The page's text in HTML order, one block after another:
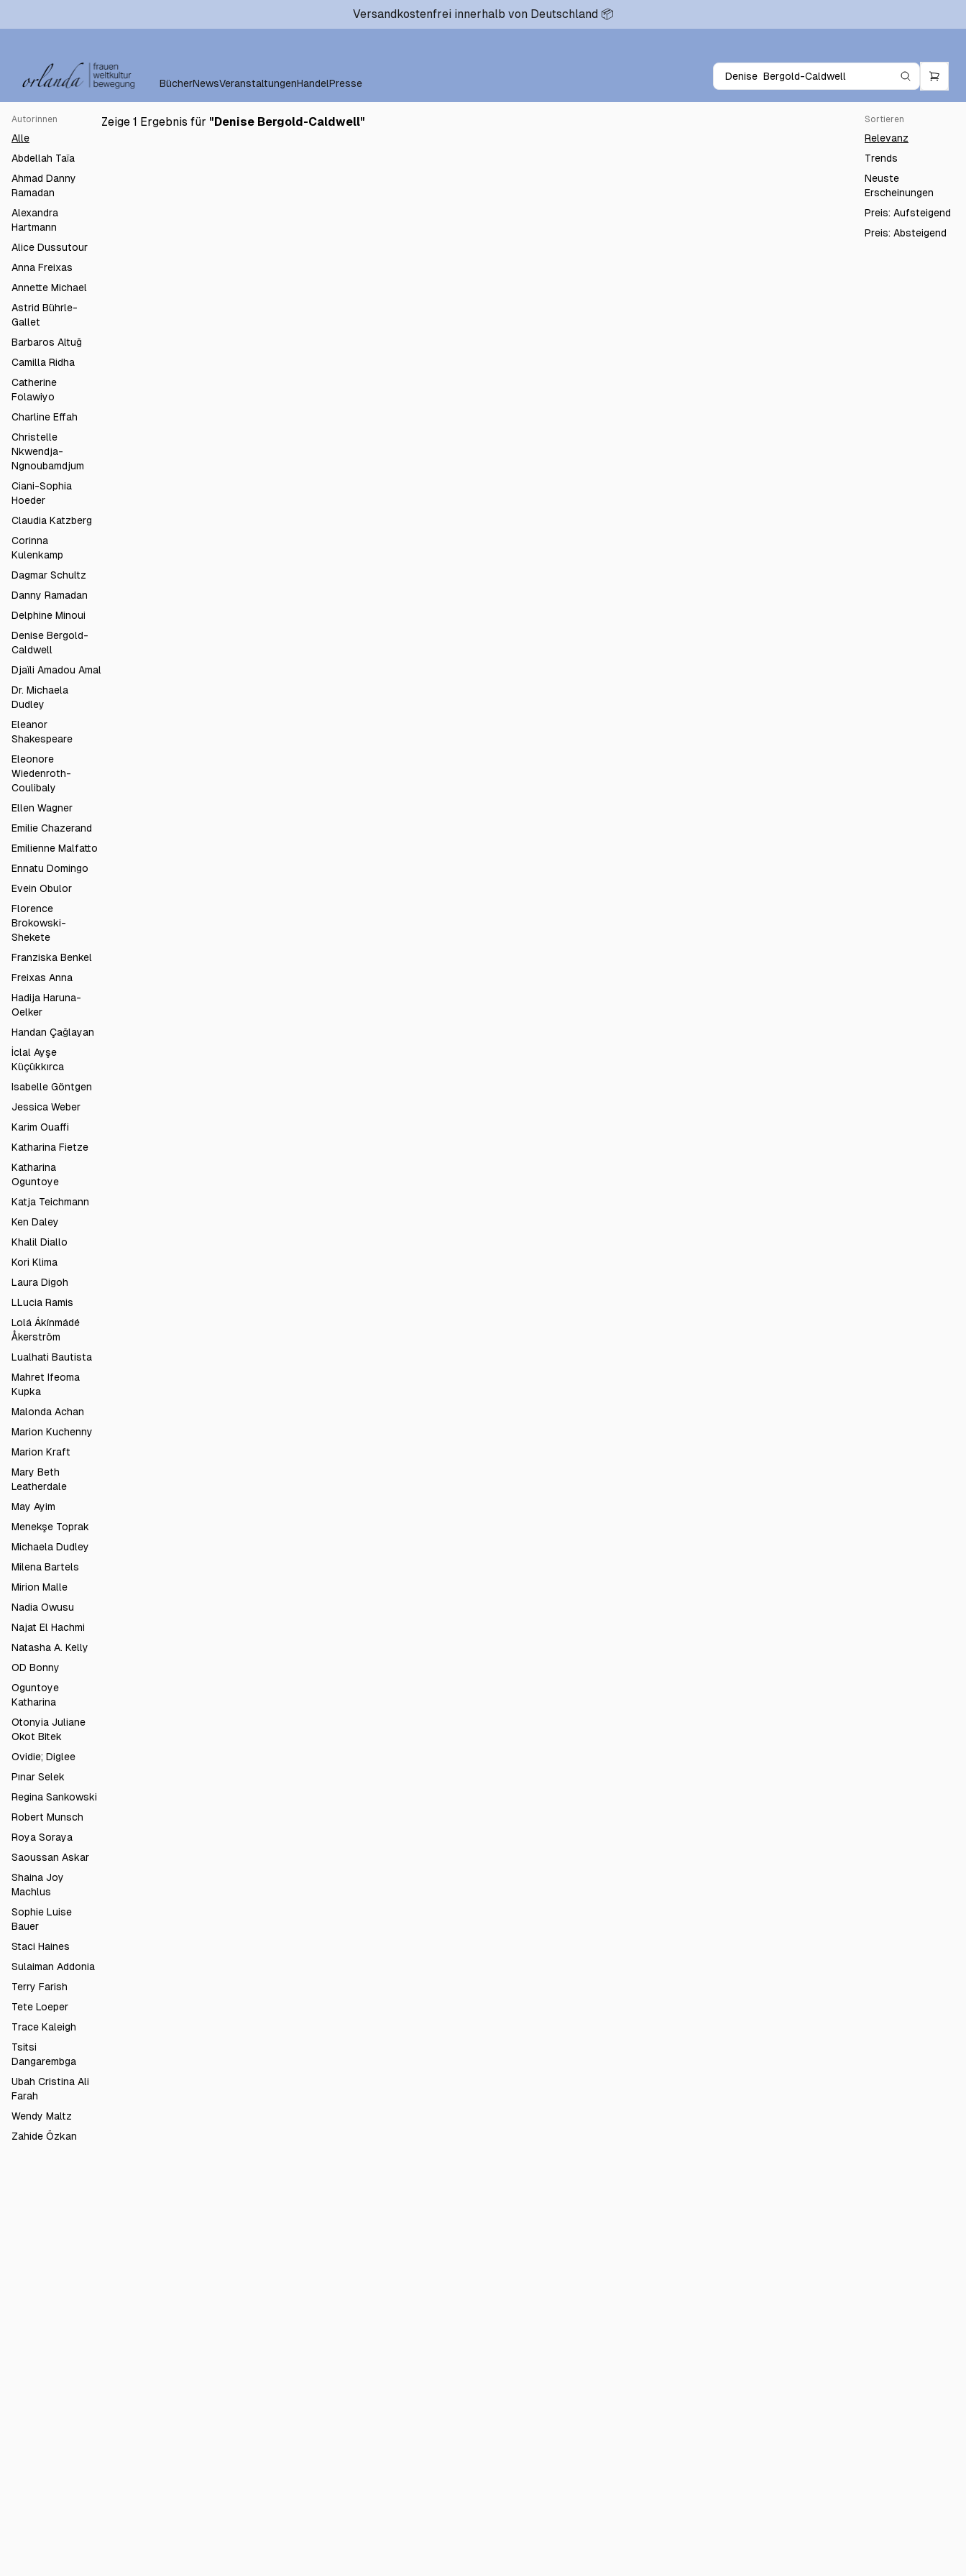
Versandkostenfrei innerhalb von Deutschland 📦
BücherNewsVeranstaltungenHandelPresse
Autorinnen
Alle
Abdellah Taïa
Ahmad Danny
Ramadan
Alexandra
Hartmann
Alice Dussutour
Anna Freixas
Annette Michael
Astrid Bührle-
Gallet
Barbaros Altuğ
Camilla Ridha
Catherine
Folawiyo
Charline Effah
Christelle
Nkwendja-
Ngnoubamdjum
Ciani-Sophia
Hoeder
Claudia Katzberg
Corinna
Kulenkamp
Dagmar Schultz
Danny Ramadan
Delphine Minoui
Denise Bergold-
Caldwell
Djaïli Amadou Amal
Dr. Michaela
Dudley
Eleanor
Shakespeare
Eleonore
Wiedenroth-
Coulibaly
Ellen Wagner
Emilie Chazerand
Emilienne Malfatto
Ennatu Domingo
Evein Obulor
Florence
Brokowski-
Shekete
Franziska Benkel
Freixas Anna
Hadija Haruna-
Oelker
Handan Çağlayan
İclal Ayşe
Küçükkırca
Isabelle Göntgen
Jessica Weber
Karim Ouaffi
Katharina Fietze
Katharina
Oguntoye
Katja Teichmann
Ken Daley
Khalil Diallo
Kori Klima
Laura Digoh
LLucia Ramis
Lolá Ákínmádé
Åkerström
Lualhati Bautista
Mahret Ifeoma
Kupka
Malonda Achan
Marion Kuchenny
Marion Kraft
Mary Beth
Leatherdale
May Ayim
Menekşe Toprak
Michaela Dudley
Milena Bartels
Mirion Malle
Nadia Owusu
Najat El Hachmi
Natasha A. Kelly
OD Bonny
Oguntoye
Katharina
Otonyia Juliane
Okot Bitek
Ovidie; Diglee
Pınar Selek
Regina Sankowski
Robert Munsch
Roya Soraya
Saoussan Askar
Shaina Joy
Machlus
Sophie Luise
Bauer
Staci Haines
Sulaiman Addonia
Terry Farish
Tete Loeper
Trace Kaleigh
Tsitsi
Dangarembga
Ubah Cristina Ali
Farah
Wendy Maltz
Zahide Özkan
Zeige 1 Ergebnis für "Denise Bergold-Caldwell" Sortieren
Relevanz
Trends
Neuste
Erscheinungen
Preis: Aufsteigend
Preis: Absteigend